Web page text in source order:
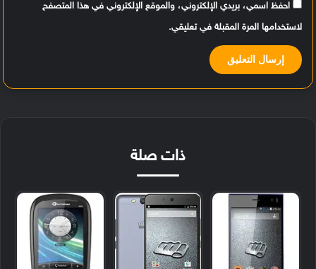
احفظ اسمي، بريدي الإلكتروني، والموقع الإلكتروني في هذا المتصفح
لاستخدامها المرة المقبلة في تعليقي.
ذات صلة